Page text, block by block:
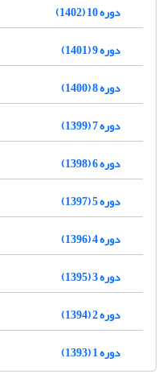
دوره 10 (1402)
دوره 9 (1401)
دوره 8 (1400)
دوره 7 (1399)
دوره 6 (1398)
دوره 5 (1397)
دوره 4 (1396)
دوره 3 (1395)
دوره 2 (1394)
دوره 1 (1393)